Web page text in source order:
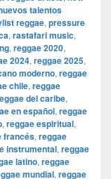
talentos
reggae, pressure
, rastafari music,
, reggae 2020,
2024, reggae 2025,
moderno, reggae
chile, reggae
del caribe,
en español, reggae
, reggae espiritual,
francés, reggae
instrumental, reggae
latino, reggae
mundial, reggae